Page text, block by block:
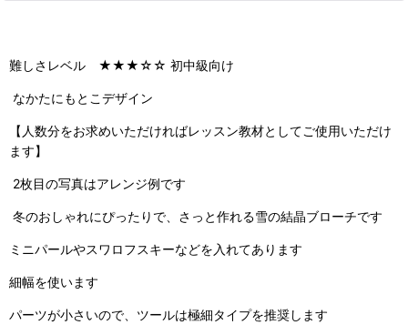
難しさレベル ★★★☆☆ 初中級向け
なかたにもとこデザイン
【人数分をお求めいただければレッスン教材としてご使用いただけ
ます】
2枚目の写真はアレンジ例です
冬のおしゃれにぴったりで、さっと作れる雪の結晶ブローチです
ミニパールやスワロフスキーなどを入れてあります
細幅を使います
パーツが小さいので、ツールは極細タイプを推奨します